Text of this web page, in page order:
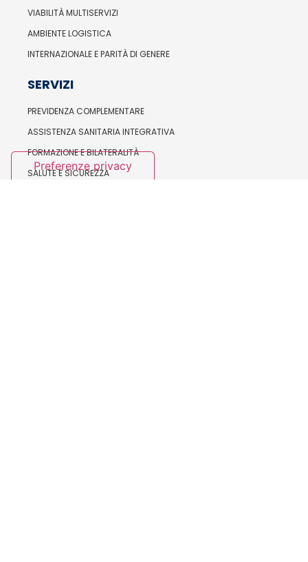
VIABILITÀ MULTISERVIZI
AMBIENTE LOGISTICA
INTERNAZIONALE E PARITÀ DI GENERE
SERVIZI
PREVIDENZA COMPLEMENTARE
ASSISTENZA SANITARIA INTEGRATIVA
FORMAZIONE E BILATERALITÀ
SALUTE E SICUREZZA